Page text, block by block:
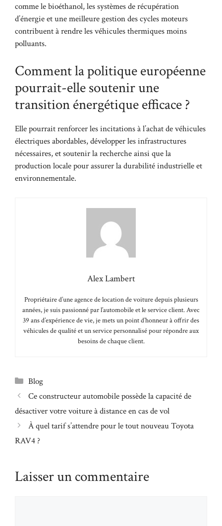
comme le bioéthanol, les systèmes de récupération
d’énergie et une meilleure gestion des cycles moteurs
contribuent à rendre les véhicules thermiques moins
polluants.
Comment la politique européenne
pourrait-elle soutenir une
transition énergétique efficace ?
Elle pourrait renforcer les incitations à l’achat de véhicules
électriques abordables, développer les infrastructures
nécessaires, et soutenir la recherche ainsi que la
production locale pour assurer la durabilité industrielle et
environnementale.
Alex Lambert
Propriétaire d’une agence de location de voiture depuis plusieurs
années, je suis passionné par l’automobile et le service client. Avec
39 ans d’expérience de vie, je mets un point d’honneur à offrir des
véhicules de qualité et un service personnalisé pour répondre aux
besoins de chaque client.
Catégories
Blog
Ce constructeur automobile possède la capacité de
désactiver votre voiture à distance en cas de vol
À quel tarif s’attendre pour le tout nouveau Toyota
RAV4 ?
Laisser un commentaire